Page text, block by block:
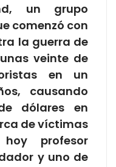
un grupo
comenzó con
la guerra de
veinte de
en un
causando
dólares en
de víctimas
profesor
y uno de